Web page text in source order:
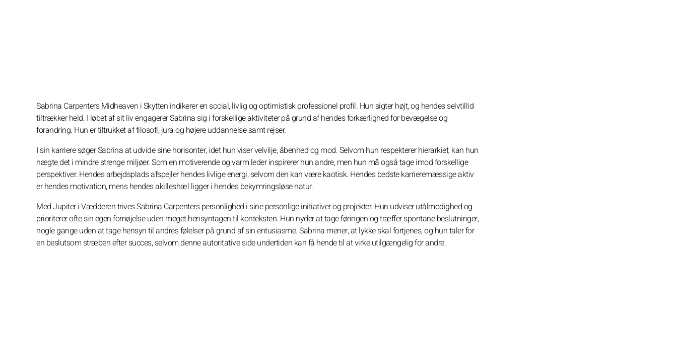
Sabrina Carpenters Midheaven i Skytten indikerer en social, livlig og optimistisk professionel profil. Hun sigter højt, og hendes selvtillid
tiltrækker held. I løbet af sit liv engagerer Sabrina sig i forskellige aktiviteter på grund af hendes forkærlighed for bevægelse og
forandring. Hun er tiltrukket af filosofi, jura og højere uddannelse samt rejser.
I sin karriere søger Sabrina at udvide sine horisonter, idet hun viser velvilje, åbenhed og mod. Selvom hun respekterer hierarkiet, kan hun
nægte det i mindre strenge miljøer. Som en motiverende og varm leder inspirerer hun andre, men hun må også tage imod forskellige
perspektiver. Hendes arbejdsplads afspejler hendes livlige energi, selvom den kan være kaotisk. Hendes bedste karrieremæssige aktiv
er hendes motivation, mens hendes akilleshæl ligger i hendes bekymringsløse natur.
Med Jupiter i Vædderen trives Sabrina Carpenters personlighed i sine personlige initiativer og projekter. Hun udviser utålmodighed og
prioriterer ofte sin egen fornøjelse uden meget hensyntagen til konteksten. Hun nyder at tage føringen og træffer spontane beslutninger,
nogle gange uden at tage hensyn til andres følelser på grund af sin entusiasme. Sabrina mener, at lykke skal fortjenes, og hun taler for
en beslutsom stræben efter succes, selvom denne autoritative side undertiden kan få hende til at virke utilgængelig for andre.